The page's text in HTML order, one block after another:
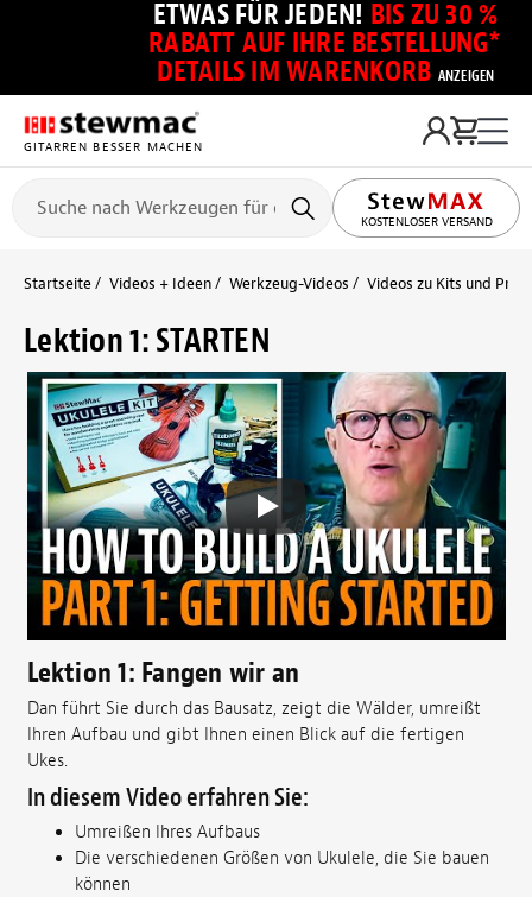
ETWAS FÜR JEDEN! BIS ZU 30 %
RABATT AUF IHRE BESTELLUNG*
DETAILS IM WARENKORB ANZEIGEN
GITARREN BESSER MACHEN
KOSTENLOSER VERSAND
Startseite Videos + Ideen Werkzeug-Videos Videos zu Kits und
Lektion 1: STARTEN
Lektion 1: Fangen wir an
Dan führt Sie durch das Bausatz, zeigt die Wälder, umreißt
Ihren Aufbau und gibt Ihnen einen Blick auf die fertigen
Ukes.
In diesem Video erfahren Sie:
Umreißen Ihres Aufbaus
Die verschiedenen Größen von Ukulele, die Sie bauen
können